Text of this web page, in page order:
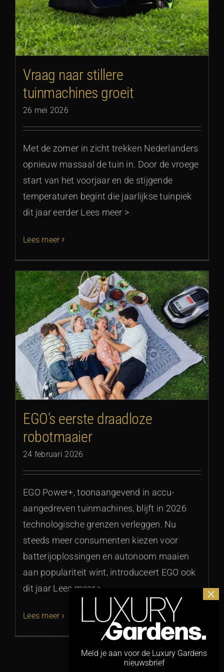
Vraag naar stillere
tuinmachines groeit
26 mei 2026
Met de zomer in zicht trekken Nederlanders
opnieuw massaal de tuin in. Door de vroege
start van het voorjaar en de stijgende
temperaturen begint die jaarlijkse tuinpiek
dit jaar eerder Lees meer >
Lees meer
EGO’s eerste draadloze
robotmaaier
24 februari 2026
EGO Power+, toonaangevend in accu-
aangedreven tuinmachines, blijft in 2026
technologische grenzen verleggen. Nu
steeds meer consumenten kiezen voor
batterijoplossingen en autonoom maaien
aan populariteit wint, introduceert EGO ook
dit jaar Lees meer >
Lees meer
Meld je aan voor de Luxury Gardens
nieuwsbrief